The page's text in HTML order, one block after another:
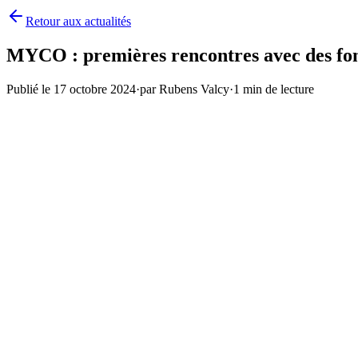
Retour aux actualités
MYCO : premières rencontres avec des
Publié le 17 octobre 2024·par Rubens Valcy·1 min de lecture